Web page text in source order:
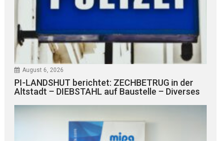
August 6, 2026
PI-LANDSHUT berichtet: ZECHBETRUG in der
Altstadt – DIEBSTAHL auf Baustelle – Diverses